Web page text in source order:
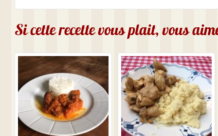
Si cette recette vous plait, vous